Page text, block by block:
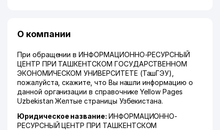
О компании
При обращении в ИНФОРМАЦИОННО-РЕСУРСНЫЙ
ЦЕНТР ПРИ ТАШКЕНТСКОМ ГОСУДАРСТВЕННОМ
ЭКОНОМИЧЕСКОМ УНИВЕРСИТЕТЕ (ТашГЭУ),
пожалуйста, скажите, что Вы нашли информацию о
данной организации в справочнике Yellow Pages
Uzbekistan Желтые страницы Узбекистана.
Юридическое название: ИНФОРМАЦИОННО-
РЕСУРСНЫЙ ЦЕНТР ПРИ ТАШКЕНТСКОМ